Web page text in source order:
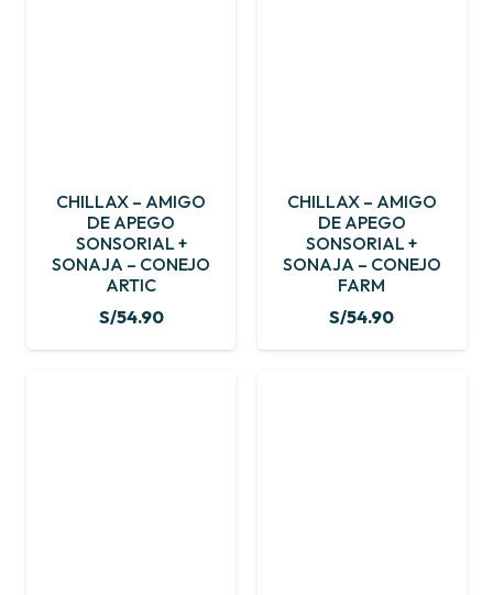
CHILLAX – AMIGO
DE APEGO
SONSORIAL +
SONAJA – CONEJO
ARTIC
S/54.90
CHILLAX – AMIGO
DE APEGO
SONSORIAL +
SONAJA – CONEJO
FARM
S/54.90